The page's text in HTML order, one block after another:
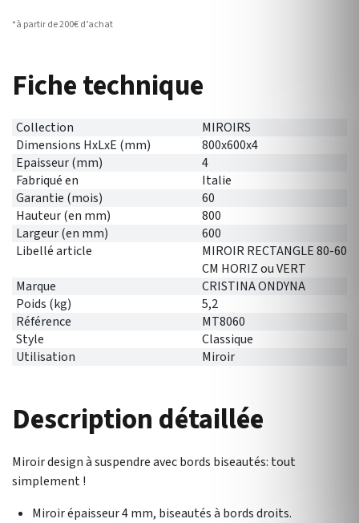
*à partir de 200€ d’achat
Fiche technique
Collection
MIROIRS
Dimensions HxLxE (mm)
800x600x4
Epaisseur (mm)
4
Fabriqué en
Italie
Garantie (mois)
60
Hauteur (en mm)
800
Largeur (en mm)
600
Libellé article
MIROIR RECTANGLE 80-60
CM HORIZ ou VERT
Marque
CRISTINA ONDYNA
Poids (kg)
5,2
Référence
MT8060
Style
Classique
Utilisation
Miroir
Description détaillée
Miroir design à suspendre avec bords biseautés: tout
simplement !
Miroir épaisseur 4 mm, biseautés à bords droits.